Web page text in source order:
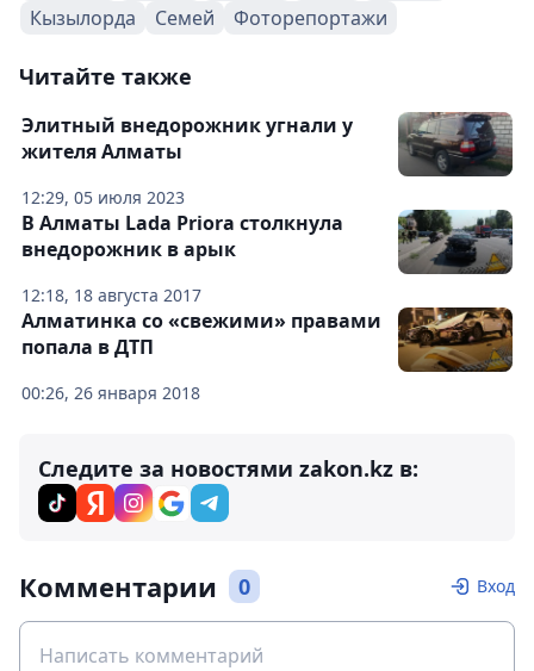
Кызылорда
Семей Фоторепортажи
Читайте также
12:29, 05 июля 2023
Элитный внедорожник угнали у
жителя Алматы
12:18, 18 августа 2017
В Алматы Lada Priora столкнула
внедорожник в арык
00:26, 26 января 2018
Алматинка со «свежими» правами
попала в ДТП
Следите за новостями zakon.kz в:
Комментарии 0 Вход